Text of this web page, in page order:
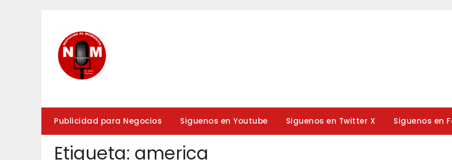
Publicidad para Negocios Siguenos en Youtube Siguenos en Twitter X Siguenos en
Etiqueta: america